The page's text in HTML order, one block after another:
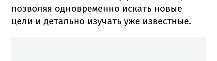
позволяя одновременно искать новые
цели и детально изучать уже известные.